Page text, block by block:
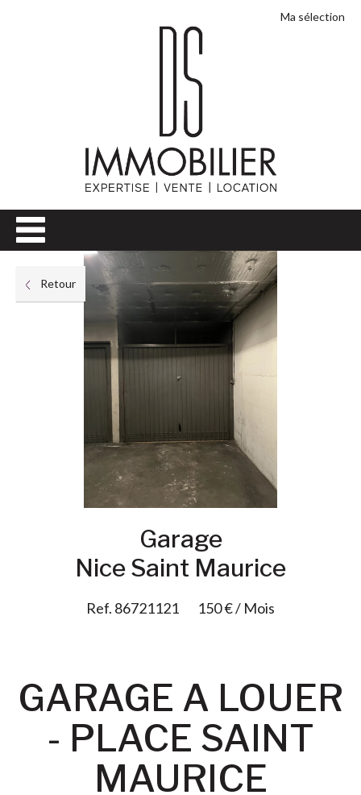
Ma sélection
Retour
Garage
Nice Saint Maurice
Ref. 86721121 150 € / Mois
GARAGE A LOUER
- PLACE SAINT
MAURICE